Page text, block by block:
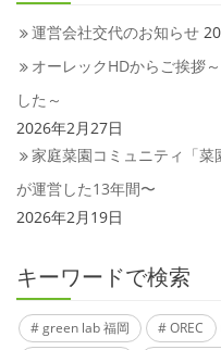
運営会社交代のお知らせ
オーレックHDからご挨拶
した～
2026年2月27日
家庭菜園コミュニティ「
が運営した13年間〜
2026年2月19日
キーワードで検索
green lab 福岡 OREC